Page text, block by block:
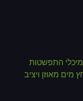
התפשטות
מאוזן ויציב